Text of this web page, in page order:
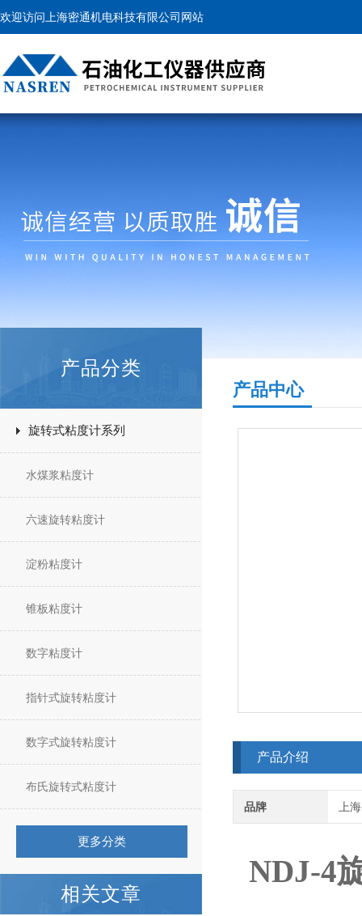
欢迎访问上海密通机电科技有限公司网站
产品分类
旋转式粘度计系列
水煤浆粘度计
六速旋转粘度计
淀粉粘度计
锥板粘度计
数字粘度计
指针式旋转粘度计
数字式旋转粘度计
布氏旋转式粘度计
更多分类
相关文章
产品中心
产品介绍
品牌 上
NDJ-4